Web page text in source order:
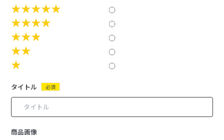
★★★★★
★★★★
★★★
★★
★
タイトル 必須
商品画像